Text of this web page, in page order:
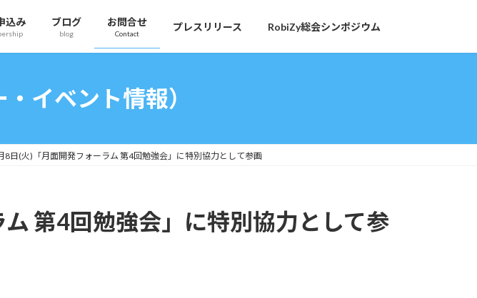
込み ブログ
blog
お問合せ
Contact
プレスリリース RobiZy総会シンポジウム
イベント情報）
8日(火)「月面開発フォーラム 第4回勉強会」に特別協力として参画
第4回勉強会」に特別協力として参